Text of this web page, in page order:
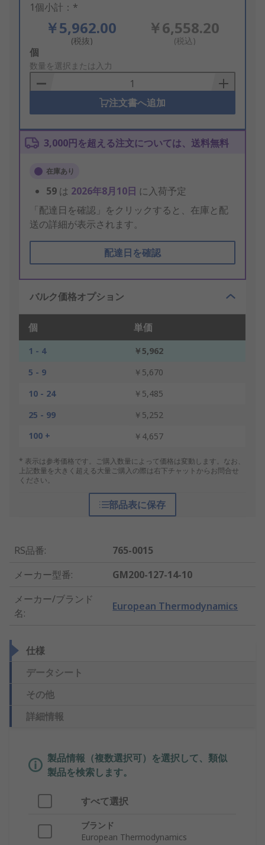
1個小計：*
￥5,962.00
(税抜)
￥6,558.20
(税込)
Add
to
Basket
個
数量を選択または入力
注文書へ追加
3,000円を超える注文については、送料無料
在庫あり
59 は 2026年8月10日 に入荷予定
「配達日を確認」をクリックすると、在庫と配
送の詳細が表示されます。
配達日を確認
バルク価格オプション
個 単価
1 - 4
￥5,962
5 - 9
￥5,670
10 - 24
￥5,485
25 - 99
￥5,252
100 +
￥4,657
* 表示は参考価格です。ご購入数量によって価格は変動します。なお、
上記数量を大きく超える大量ご購入の際は右下チャットからお問合せ
ください。
部品表に保存
RS品番:
765-0015
メーカー型番:
GM200-127-14-10
メーカー/ブランド
名:
European Thermodynamics
仕様
データシート
その他
詳細情報
製品情報（複数選択可）を選択して、類似
製品を検索します。
すべて選択
ブランド
European Thermodynamics